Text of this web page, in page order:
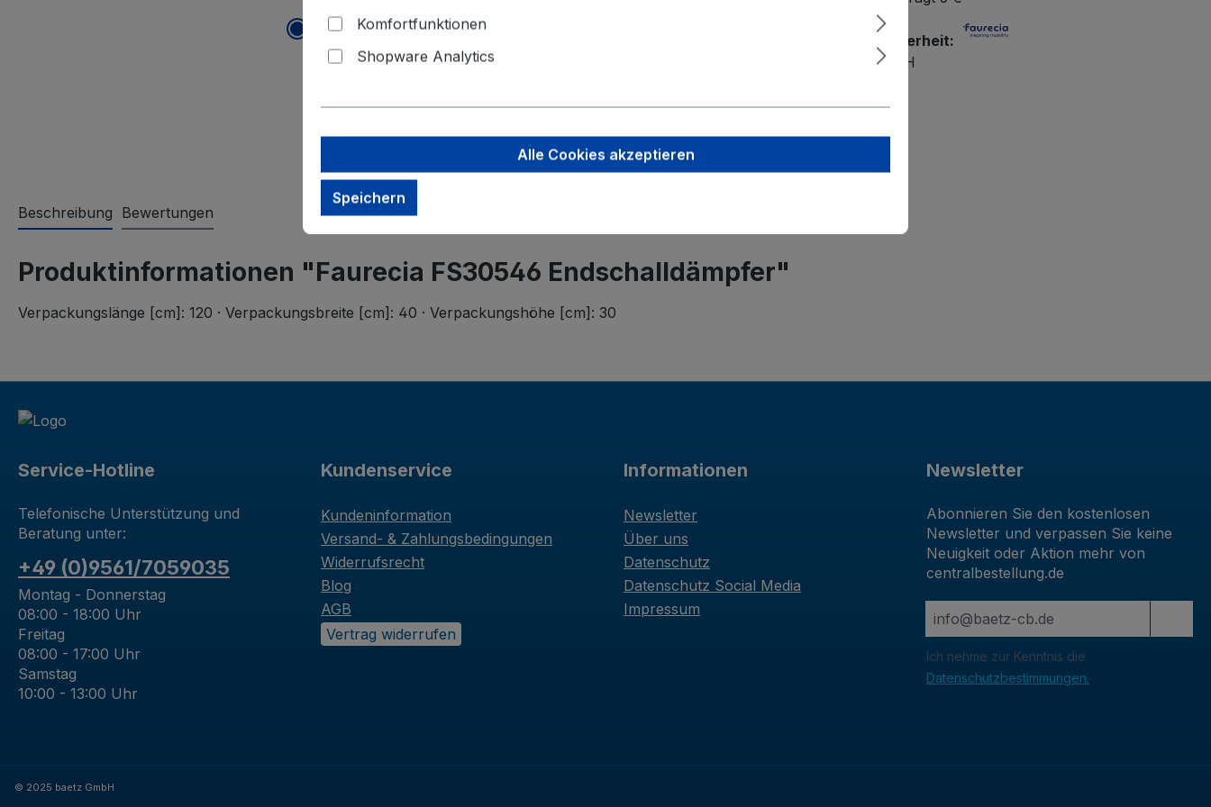
Angaben zur Produktsicherheit:
Faurecia Automotive GmbH
30419 Hannover
Beschreibung Bewertungen
Produktinformationen "Faurecia FS30546 Endschalldämpfer"
Verpackungslänge [cm]: 120 · Verpackungsbreite [cm]: 40 · Verpackungshöhe [cm]: 30
Service-Hotline
Telefonische Unterstützung und
Beratung unter:
+49 (0)9561/7059035
Montag - Donnerstag
08:00 - 18:00 Uhr
Freitag
08:00 - 17:00 Uhr
Samstag
10:00 - 13:00 Uhr
Kundenservice
Kundeninformation
Versand- & Zahlungsbedingungen
Widerrufsrecht
Blog
AGB
Vertrag widerrufen
Informationen
Newsletter
Über uns
Datenschutz
Datenschutz Social Media
Impressum
Newsletter
Abonnieren Sie den kostenlosen
Newsletter und verpassen Sie keine
Neuigkeit oder Aktion mehr von
centralbestellung.de
Ich nehme zur Kenntnis die
Datenschutzbestimmungen.
© 2025 baetz GmbH
Komfortfunktionen
Shopware Analytics
Alle Cookies akzeptieren
Speichern